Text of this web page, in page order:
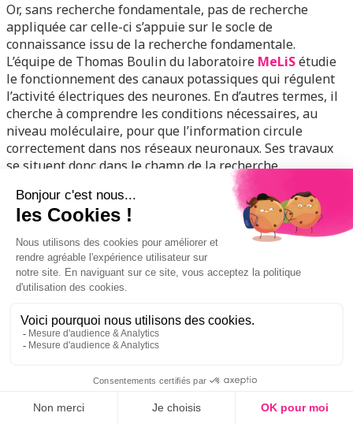
Or, sans recherche fondamentale, pas de recherche
appliquée car celle-ci s’appuie sur le socle de
connaissance issu de la recherche fondamentale.
L’équipe de Thomas Boulin du laboratoire MeLiSétudie
le fonctionnement des canaux potassiques qui régulent
l’activité électriques des neurones. En d’autres termes, il
cherche à comprendre les conditions nécessaires, au
niveau moléculaire, pour que l’information circule
correctement dans nos réseaux neuronaux. Ses travaux
se situent donc dans le champ de la recherche
fondamentale. C’est pourtant grâce à ces travaux qu’il a
pu développer un nouvel outil diagnostic pour le
syndrome NEDEGE.
LIRE L’ARTICLE
P
POUR ALLER PLUS LOIN
Webinaire iMIND #7sur l’attention, des concepts
au vécu